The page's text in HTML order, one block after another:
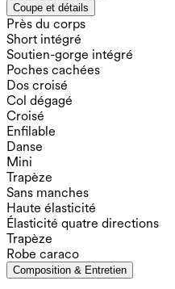
Coupe et détails
Près du corps
Short intégré
Soutien-gorge intégré
Poches cachées
Dos croisé
Col dégagé
Croisé
Enfilable
Danse
Mini
Trapèze
Sans manches
Haute élasticité
Élasticité quatre directions
Trapèze
Robe caraco
Composition & Entretien